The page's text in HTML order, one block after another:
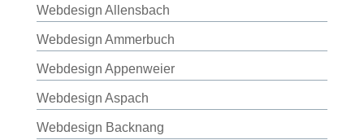
Webdesign Allensbach
Webdesign Ammerbuch
Webdesign Appenweier
Webdesign Aspach
Webdesign Backnang